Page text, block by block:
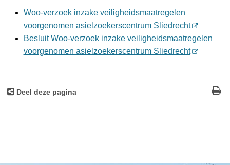
Woo-verzoek inzake veiligheidsmaatregelen
voorgenomen asielzoekerscentrum Sliedrecht
Besluit Woo-verzoek inzake veiligheidsmaatregelen
voorgenomen asielzoekerscentrum Sliedrecht
Deel deze pagina